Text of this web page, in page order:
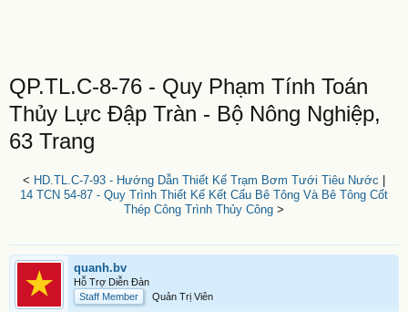
QP.TL.C-8-76 - Quy Phạm Tính Toán
Thủy Lực Đập Tràn - Bộ Nông Nghiệp,
63 Trang
< HD.TL.C-7-93 - Hướng Dẫn Thiết Kế Trạm Bơm Tưới Tiêu Nước
14 TCN 54-87 - Quy Trình Thiết Kế Kết Cấu Bê Tông Và Bê Tông Cốt
Thép Công Trình Thủy Công >
quanh.bv
Hỗ Trợ Diễn Đàn
Staff Member
Quản Trị Viên